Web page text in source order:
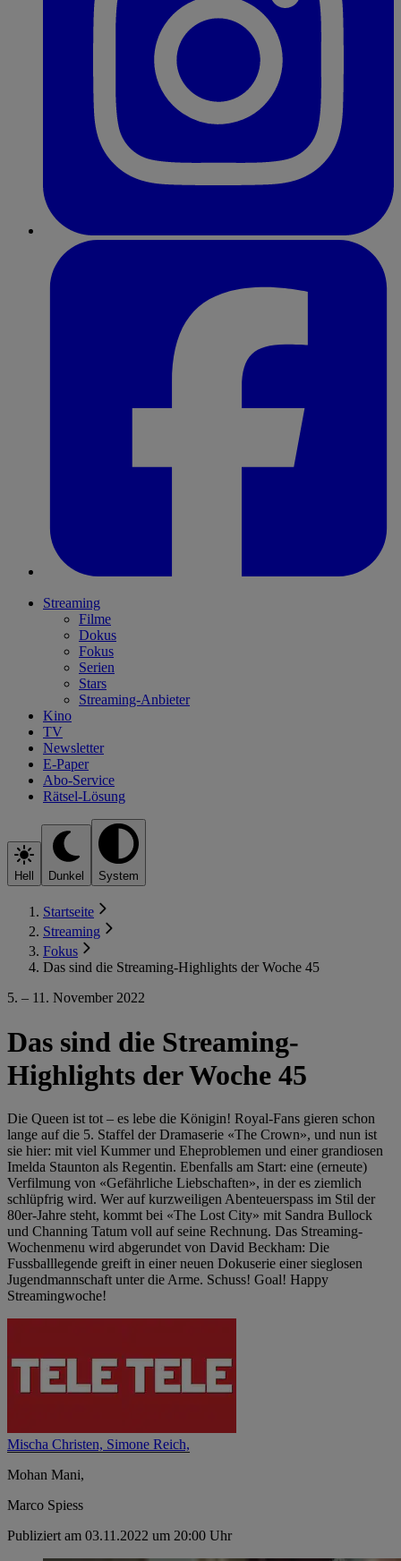
Streaming
Filme
Dokus
Fokus
Serien
Stars
Streaming-Anbieter
Kino
TV
Newsletter
E-Paper
Abo-Service
Rätsel-Lösung
Hell Dunkel System
Startseite
Streaming
Fokus
Das sind die Streaming-Highlights der Woche 45
5. – 11. November 2022
Das sind die Streaming-
Highlights der Woche 45
Die Queen ist tot – es lebe die Königin! Royal-Fans gieren schon
lange auf die 5. Staffel der Dramaserie «The Crown», und nun ist
sie hier: mit viel Kummer und Eheproblemen und einer grandiosen
Imelda Staunton als Regentin. Ebenfalls am Start: eine (erneute)
Verfilmung von «Gefährliche Liebschaften», in der es ziemlich
schlüpfrig wird. Wer auf kurzweiligen Abenteuerspass im Stil der
80er-Jahre steht, kommt bei «The Lost City» mit Sandra Bullock
und Channing Tatum voll auf seine Rechnung. Das Streaming-
Wochenmenu wird abgerundet von David Beckham: Die
Fussballlegende greift in einer neuen Dokuserie einer sieglosen
Jugendmannschaft unter die Arme. Schuss! Goal! Happy
Streamingwoche!
Mischa Christen, Simone Reich,
Mohan Mani,
Marco Spiess
Publiziert am 03.11.2022 um 20:00 Uhr